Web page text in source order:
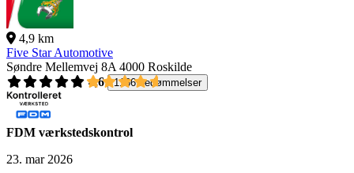
4,9 km
Five Star Automotive
Søndre Mellemvej 8A 4000 Roskilde
4,6
1166 bedømmelser
FDM værkstedskontrol
23. mar 2026